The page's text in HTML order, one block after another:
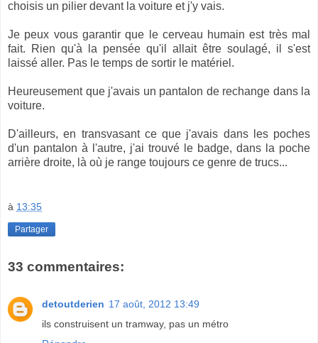
choisis un pilier devant la voiture et j'y vais.
Je peux vous garantir que le cerveau humain est très mal
fait. Rien qu'à la pensée qu'il allait être soulagé, il s'est
laissé aller. Pas le temps de sortir le matériel.
Heureusement que j'avais un pantalon de rechange dans la
voiture.
D'ailleurs, en transvasant ce que j'avais dans les poches
d'un pantalon à l'autre, j'ai trouvé le badge, dans la poche
arrière droite, là où je range toujours ce genre de trucs...
à 13:35
Partager
33 commentaires:
detoutderien 17 août, 2012 13:49
ils construisent un tramway, pas un métro